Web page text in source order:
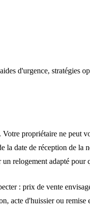
d'urgence, stratégies
propriétaire ne peut
date de réception de
relogement adapté pour
: prix de vente
acte d'huissier ou